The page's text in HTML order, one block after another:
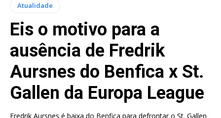
Atualidade
Eis o motivo para a
ausência de Fredrik
Aursnes do Benfica x St.
Gallen da Europa League
Fredrik Aursnes é baixa do Benfica para defrontar o St. Gallen